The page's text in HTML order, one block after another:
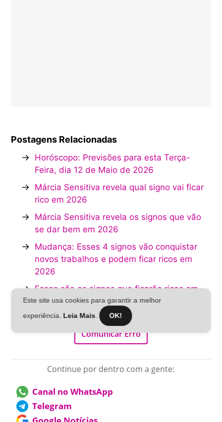
Este site usa cookies para garantir a melhor
experiência. Leia Mais . OK!
Postagens Relacionadas
→ Horóscopo: Previsões para esta Terça-
Feira, dia 12 de Maio de 2026
→ Márcia Sensitiva revela qual signo vai ficar
rico em 2026
→ Márcia Sensitiva revela os signos que vão
se dar bem em 2026
→ Mudança: Esses 4 signos vão conquistar
novos trabalhos e podem ficar ricos em
2026
→ Esses são os signos que ficarão ricos em
agosto, afirma Márcia Sensitiva
Comunicar Erro
Continue por dentro com a gente:
Canal no WhatsApp
Telegram